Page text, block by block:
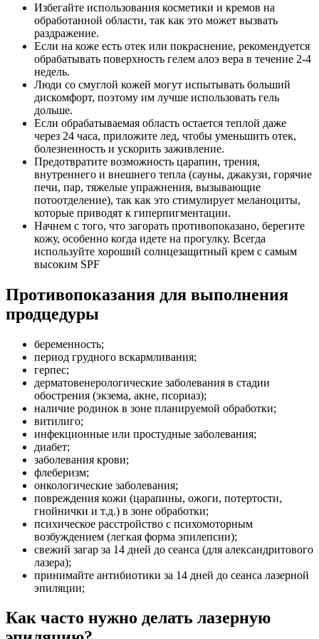
Избегайте использования косметики и кремов на
обработанной области, так как это может вызвать
раздражение.
Если на коже есть отек или покраснение, рекомендуется
обрабатывать поверхность гелем алоэ вера в течение 2-4
недель.
Люди со смуглой кожей могут испытывать больший
дискомфорт, поэтому им лучше использовать гель
дольше.
Если обрабатываемая область остается теплой даже
через 24 часа, приложите лед, чтобы уменьшить отек,
болезненность и ускорить заживление.
Предотвратите возможность царапин, трения,
внутреннего и внешнего тепла (сауны, джакузи, горячие
печи, пар, тяжелые упражнения, вызывающие
потоотделение), так как это стимулирует меланоциты,
которые приводят к гиперпигментации.
Начнем с того, что загорать противопоказано, берегите
кожу, особенно когда идете на прогулку. Всегда
используйте хороший солнцезащитный крем с самым
высоким SPF
Противопоказания для выполнения
продцедуры
беременность;
период грудного вскармливания;
герпес;
дерматовенерологические заболевания в стадии
обострения (экзема, акне, псориаз);
наличие родинок в зоне планируемой обработки;
витилиго;
инфекционные или простудные заболевания;
диабет;
заболевания крови;
флеберизм;
онкологические заболевания;
повреждения кожи (царапины, ожоги, потертости,
гнойнички и т.д.) в зоне обработки;
психическое расстройство с психомоторным
возбуждением (легкая форма эпилепсии);
свежий загар за 14 дней до сеанса (для александритового
лазера);
принимайте антибиотики за 14 дней до сеанса лазерной
эпиляции;
Как часто нужно делать лазерную